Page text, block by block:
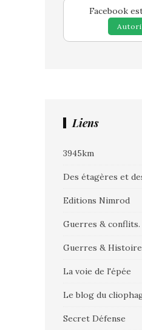
Facebook
Liens
3945km
Des étagères et
Editions Nimrod
Guerres & conflits.
Guerres & Histoire
La voie de l'épée
Le blog du
Secret Défense